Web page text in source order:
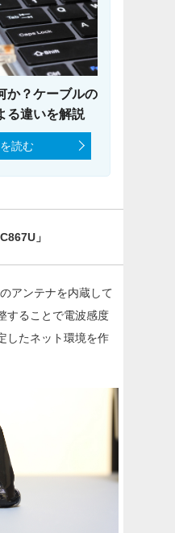
か？ケーブルの
る違いを解説
読む
」
アンテナを内蔵して
することで電波感度
したネット環境を作